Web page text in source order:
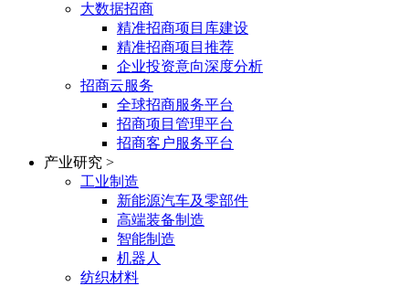
大数据招商
精准招商项目库建设
精准招商项目推荐
企业投资意向深度分析
招商云服务
全球招商服务平台
招商项目管理平台
招商客户服务平台
产业研究 >
工业制造
新能源汽车及零部件
高端装备制造
智能制造
机器人
纺织材料